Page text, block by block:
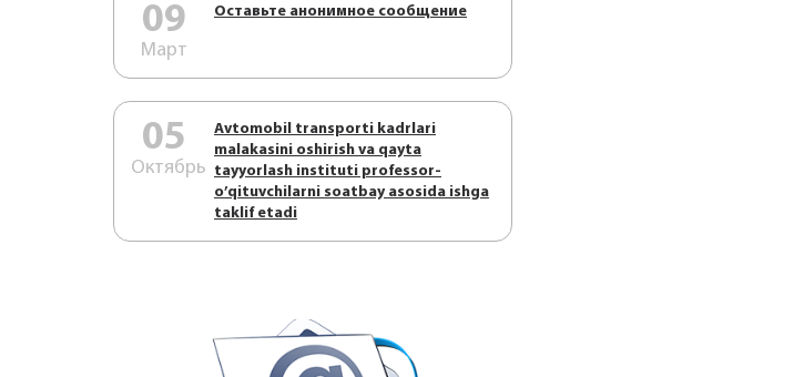
09
Март
Оставьте анонимное сообщение
05
Октябрь
Аvtоmоbil trаnspоrti kаdrlаri
mаlаkаsini оshirish vа qаytа
tаyyorlаsh instituti prоfеssоr-
o’qituvchilаrni sоаtbаy аsоsidа ishgа
tаklif etаdi